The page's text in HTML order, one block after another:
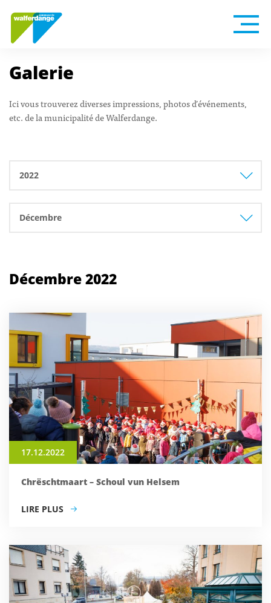
Galerie
Ici vous trouverez diverses impressions, photos d’événements,
etc. de la municipalité de Walferdange.
Décembre 2022
17.12.2022
Chrëschtmaart – Schoul vun Helsem
LIRE PLUS